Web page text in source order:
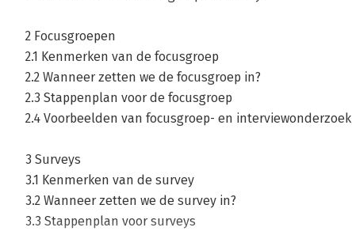
2 Focusgroepen
2.1 Kenmerken van de focusgroep
2.2 Wanneer zetten we de focusgroep in?
2.3 Stappenplan voor de focusgroep
2.4 Voorbeelden van focusgroep- en interviewonderzoek
3 Surveys
3.1 Kenmerken van de survey
3.2 Wanneer zetten we de survey in?
3.3 Stappenplan voor surveys